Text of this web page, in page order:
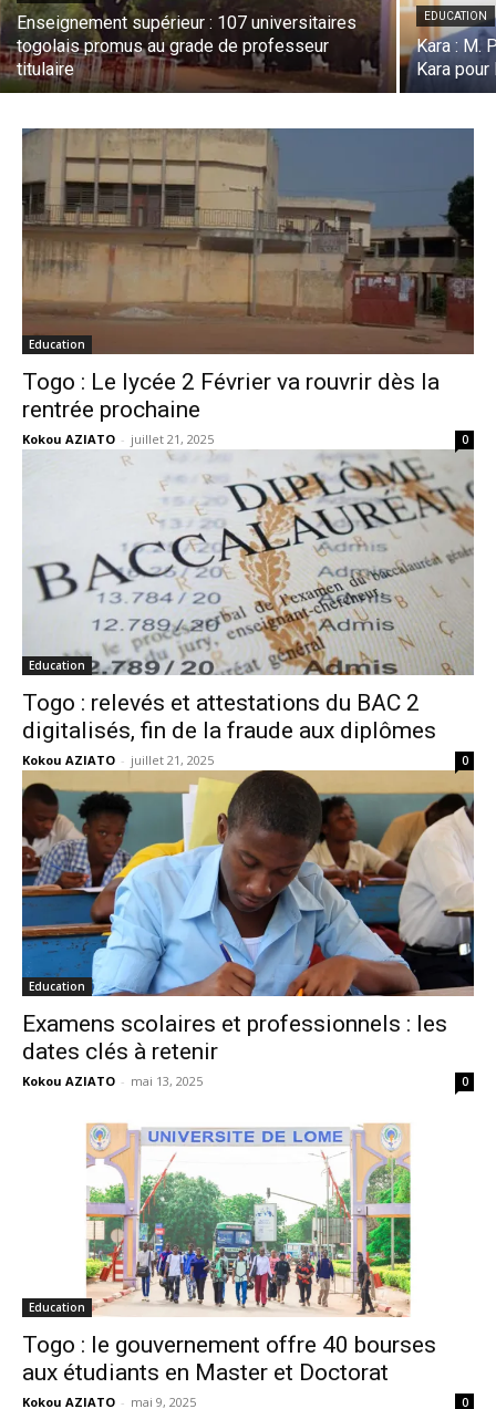
Enseignement supérieur : 107 universitaires
togolais promus au grade de professeur
titulaire
EDUCATION
Kara : M.
Kara
Education
Togo : Le lycée 2 Février va rouvrir dès la
rentrée prochaine
Kokou AZIATO - juillet 21, 2025 0
Education
Togo : relevés et attestations du BAC 2
digitalisés, fin de la fraude aux diplômes
Kokou AZIATO - juillet 21, 2025 0
Education
Examens scolaires et professionnels : les
dates clés à retenir
Kokou AZIATO - mai 13, 2025 0
Education
Togo : le gouvernement offre 40 bourses
aux étudiants en Master et Doctorat
Kokou AZIATO - mai 9, 2025 0